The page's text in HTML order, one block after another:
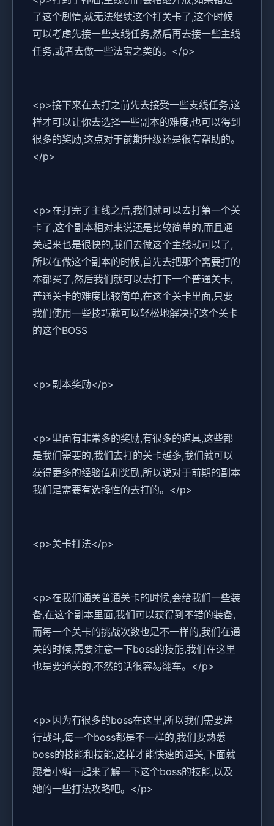
了这个剧情,就无法继续这个打关卡了,这个时候
可以考虑先接一些支线任务,然后再去接一些主线
任务,或者去做一些法宝之类的。</p>
<p>接下来在去打之前先去接受一些支线任务,这
样才可以让你去选择一些副本的难度,也可以得到
很多的奖励,这点对于前期升级还是很有帮助的。
</p>
<p>在打完了主线之后,我们就可以去打第一个关
卡了,这个副本相对来说还是比较简单的,而且通
关起来也是很快的,我们去做这个主线就可以了,
所以在做这个副本的时候,首先去把那个需要打的
本都买了,然后我们就可以去打下一个普通关卡,
普通关卡的难度比较简单,在这个关卡里面,只要
我们使用一些技巧就可以轻松地解决掉这个关卡
的这个BOSS
<p>副本奖励</p>
<p>里面有非常多的奖励,有很多的道具,这些都
是我们需要的,我们去打的关卡越多,我们就可以
获得更多的经验值和奖励,所以说对于前期的副本
我们是需要有选择性的去打的。</p>
<p>关卡打法</p>
<p>在我们通关普通关卡的时候,会给我们一些装
备,在这个副本里面,我们可以获得到不错的装备,
而每一个关卡的挑战次数也是不一样的,我们在通
关的时候,需要注意一下boss的技能,我们在这里
也是要通关的,不然的话很容易翻车。</p>
<p>因为有很多的boss在这里,所以我们需要进
行战斗,每一个boss都是不一样的,我们要熟悉
boss的技能和技能,这样才能快速的通关,下面就
跟着小编一起来了解一下这个boss的技能,以及
她的一些打法攻略吧。</p>